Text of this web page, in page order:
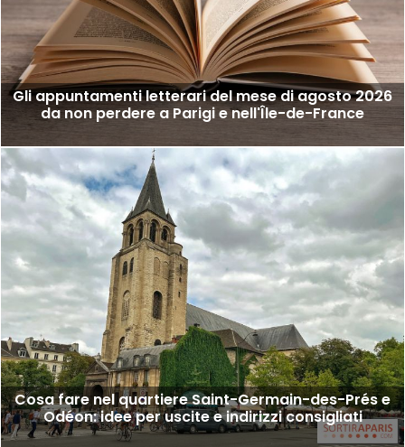
Gli appuntamenti letterari del mese di agosto 2026
da non perdere a Parigi e nell'Île-de-France
Cosa fare nel quartiere Saint-Germain-des-Prés e
Odéon: idee per uscite e indirizzi consigliati